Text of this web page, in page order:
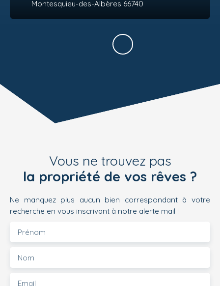
Montesquieu-des-Albères 66740
Vous ne trouvez pas
la propriété de vos rêves ?
Ne manquez plus aucun bien correspondant à votre
recherche en vous inscrivant à notre alerte mail !
Prénom
Nom
Email